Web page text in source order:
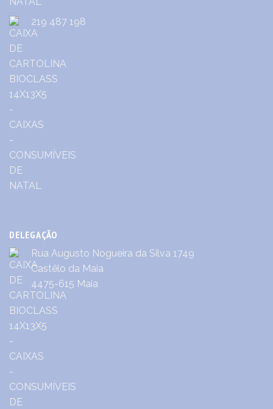
219 487 198
DELEGAÇÃO
Rua Augusto Nogueira da Silva 1749
Castêlo da Maia
4475-615 Maia